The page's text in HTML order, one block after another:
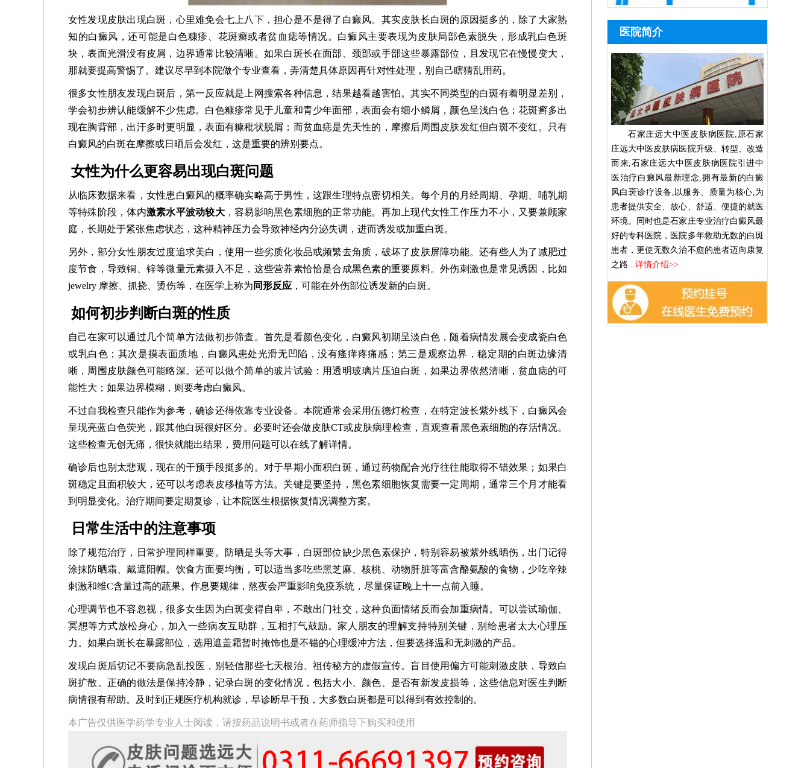
女性发现皮肤出现白斑，心里难免会七上八下，担心是不是得了白癜风。其实皮肤长白斑的原因挺多的，除了大家熟
知的白癜风，还可能是白色糠疹、花斑癣或者贫血痣等情况。白癜风主要表现为皮肤局部色素脱失，形成乳白色斑
块，表面光滑没有皮屑，边界通常比较清晰。如果白斑长在面部、颈部或手部这些暴露部位，且发现它在慢慢变大，
那就要提高警惕了。建议尽早到本院做个专业查看，弄清楚具体原因再针对性处理，别自己瞎猜乱用药。
很多女性朋友发现白斑后，第一反应就是上网搜索各种信息，结果越看越害怕。其实不同类型的白斑有着明显差别，
学会初步辨认能缓解不少焦虑。白色糠疹常见于儿童和青少年面部，表面会有细小鳞屑，颜色呈浅白色；花斑癣多出
现在胸背部，出汗多时更明显，表面有糠秕状脱屑；而贫血痣是先天性的，摩擦后周围皮肤发红但白斑不变红。只有
白癜风的白斑在摩擦或日晒后会发红，这是重要的辨别要点。
女性为什么更容易出现白斑问题
从临床数据来看，女性患白癜风的概率确实略高于男性，这跟生理特点密切相关。每个月的月经周期、孕期、哺乳期
等特殊阶段，体内激素水平波动较大，容易影响黑色素细胞的正常功能。再加上现代女性工作压力不小，又要兼顾家
庭，长期处于紧张焦虑状态，这种精神压力会导致神经内分泌失调，进而诱发或加重白斑。
另外，部分女性朋友过度追求美白，使用一些劣质化妆品或频繁去角质，破坏了皮肤屏障功能。还有些人为了减肥过
度节食，导致铜、锌等微量元素摄入不足，这些营养素恰恰是合成黑色素的重要原料。外伤刺激也是常见诱因，比如
jewelry 摩擦、抓挠、烫伤等，在医学上称为 同形反应 ，可能在外伤部位诱发新的白斑。
如何初步判断白斑的性质
自己在家可以通过几个简单方法做初步筛查。首先是看颜色变化，白癜风初期呈淡白色，随着病情发展会变成瓷白色
或乳白色；其次是摸表面质地，白癜风患处光滑无凹陷，没有瘙痒疼痛感；第三是观察边界，稳定期的白斑边缘清
晰，周围皮肤颜色可能略深。还可以做个简单的玻片试验：用透明玻璃片压迫白斑，如果边界依然清晰，贫血痣的可
能性大；如果边界模糊，则要考虑白癜风。
不过自我检查只能作为参考，确诊还得依靠专业设备。本院通常会采用伍德灯检查，在特定波长紫外线下，白癜风会
呈现亮蓝白色荧光，跟其他白斑很好区分。必要时还会做皮肤CT或皮肤病理检查，直观查看黑色素细胞的存活情况。
这些检查无创无痛，很快就能出结果，费用问题可以在线了解详情。
确诊后也别太悲观，现在的干预手段挺多的。对于早期小面积白斑，通过药物配合光疗往往能取得不错效果；如果白
斑稳定且面积较大，还可以考虑表皮移植等方法。关键是要坚持，黑色素细胞恢复需要一定周期，通常三个月才能看
到明显变化。治疗期间要定期复诊，让本院医生根据恢复情况调整方案。
日常生活中的注意事项
除了规范治疗，日常护理同样重要。防晒是头等大事，白斑部位缺少黑色素保护，特别容易被紫外线晒伤，出门记得
涂抹防晒霜、戴遮阳帽。饮食方面要均衡，可以适当多吃些黑芝麻、核桃、动物肝脏等富含酪氨酸的食物，少吃辛辣
刺激和维C含量过高的蔬果。作息要规律，熬夜会严重影响免疫系统，尽量保证晚上十一点前入睡。
心理调节也不容忽视，很多女生因为白斑变得自卑，不敢出门社交，这种负面情绪反而会加重病情。可以尝试瑜伽、
冥想等方式放松身心，加入一些病友互助群，互相打气鼓励。家人朋友的理解支持特别关键，别给患者太大心理压
力。如果白斑长在暴露部位，选用遮盖霜暂时掩饰也是不错的心理缓冲方法，但要选择温和无刺激的产品。
发现白斑后切记不要病急乱投医，别轻信那些七天根治、祖传秘方的虚假宣传。盲目使用偏方可能刺激皮肤，导致白
斑扩散。正确的做法是保持冷静，记录白斑的变化情况，包括大小、颜色、是否有新发皮损等，这些信息对医生判断
病情很有帮助。及时到正规医疗机构就诊，早诊断早干预，大多数白斑都是可以得到有效控制的。
本广告仅供医学药学专业人士阅读，请按药品说明书或者在药师指导下购买和使用
医院简介
石家庄远大中医皮肤病医院,原石家
庄远大中医皮肤病医院升级、转型、改造
而来,石家庄远大中医皮肤病医院引进中
医治疗白癜风最新理念,拥有最新的白癜
风白斑诊疗设备,以服务、质量为核心,为
患者提供安全、放心、舒适、便捷的就医
环境。同时也是石家庄专业治疗白癜风最
好的专科医院，医院多年救助无数的白斑
患者，更使无数久治不愈的患者迈向康复
之路...详情介绍>>